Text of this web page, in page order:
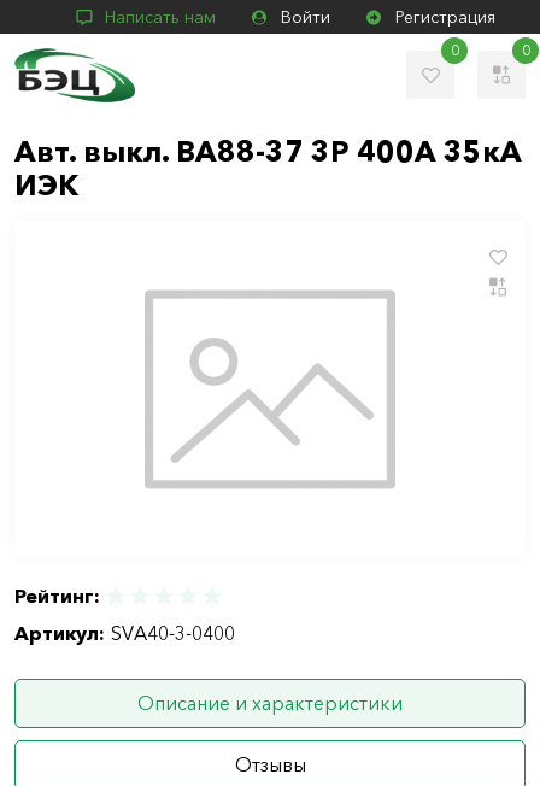
Написать нам Войти Регистрация
0 0
Авт. выкл. ВА88-37 3Р 400А 35кА
ИЭК
Рейтинг:
Артикул: SVA40-3-0400
Описание и характеристики
Отзывы